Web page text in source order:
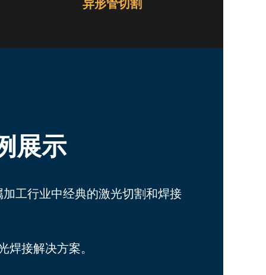
异形管切割
展示
工行业中经典的激光切割和焊接
接解决方案。